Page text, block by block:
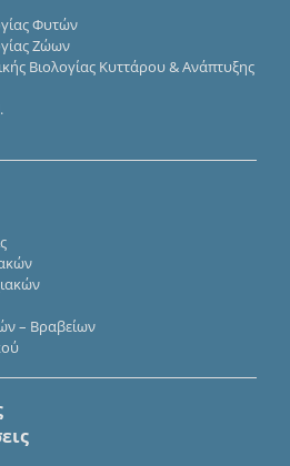
Φυτών
Ζώων
Βιολογίας Κυττάρου & Ανάπτυξης
– Βραβείων